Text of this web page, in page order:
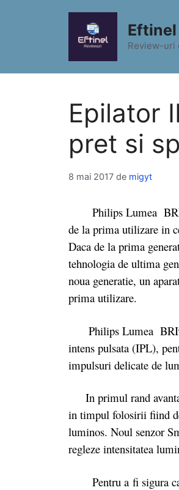
Eftinel
Review-uri
Epilator
pret si
8 mai 2017 de migyt
Philips Lumea
de la prima utilizare in
Daca de la prima
tehnologia de ultima
noua generatie, un
prima utilizare.
Philips Lumea
intens pulsata (IPL),
impulsuri delicate de
In primul rand
in timpul folosirii fiind
luminos. Noul senzor
regleze intensitatea
Pentru a fi sigura ca